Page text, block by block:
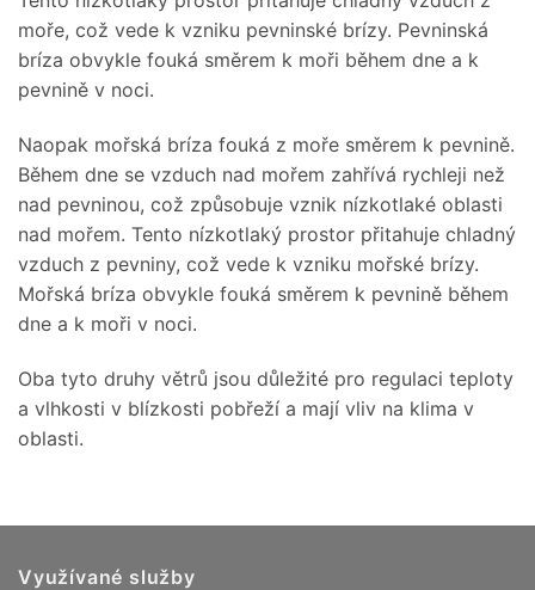
moře, což vede k vzniku pevninské brízy. Pevninská
bríza obvykle fouká směrem k moři během dne a k
pevnině v noci.
Naopak mořská bríza fouká z moře směrem k pevnině.
Během dne se vzduch nad mořem zahřívá rychleji než
nad pevninou, což způsobuje vznik nízkotlaké oblasti
nad mořem. Tento nízkotlaký prostor přitahuje chladný
vzduch z pevniny, což vede k vzniku mořské brízy.
Mořská bríza obvykle fouká směrem k pevnině během
dne a k moři v noci.
Oba tyto druhy větrů jsou důležité pro regulaci teploty
a vlhkosti v blízkosti pobřeží a mají vliv na klima v
oblasti.
Využívané služby